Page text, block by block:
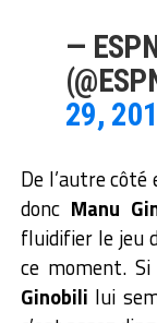
—
29,
De l’autre
donc Manu
fluidifier le jeu
ce moment. Si
Ginobili lui